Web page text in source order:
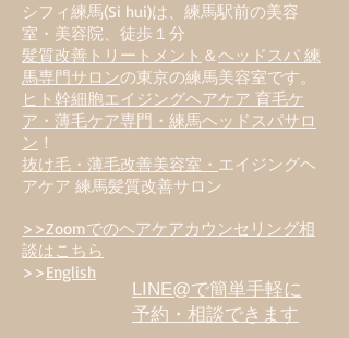
シフィ練馬(Si hui)は、 練馬駅前の美容
室・美容院、徒歩１分
髪質改善トリートメント ＆ヘッドスパ 練
馬専門サロンの東京の練馬美容室です。
ヒト幹細胞エイジングヘアケア 育毛ケ
ア・薄毛ケア専門・練馬ヘッドスパサロ
ン ！
抜け毛・薄毛改善美容室・ エイジングヘ
アケア 練馬髪質改善サロン
>>Zoomでのヘアケアカウンセリング相
談はこちら
>>English
LINE@で簡単手軽に
予約・相談できます